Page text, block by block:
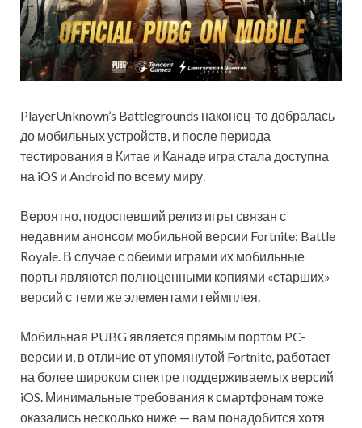
PlayerUnknown’s Battlegrounds наконец-то добралась
до мобильных устройств, и после периода
тестирования в Китае и Канаде игра стала доступна
на iOS и Android по всему миру.
Вероятно, подоспевший релиз игры связан с
недавним анонсом мобильной версии Fortnite: Battle
Royale. В случае с обеими играми их мобильные
порты являются полноценными копиями «старших»
версий с теми же элементами геймплея.
Мобильная PUBG является прямым портом PC-
версии и, в отличие от упомянутой Fortnite, работает
на более широком спектре поддерживаемых версий
iOS. Минимальные требования к смартфонам тоже
оказались несколько ниже — вам понадобится хотя